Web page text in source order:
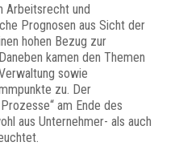
Arbeitsrecht und
Prognosen aus Sicht der
hohen Bezug zur
kamen den Themen
sowie
zu. Der
am Ende des
aus Unternehmer- als auch